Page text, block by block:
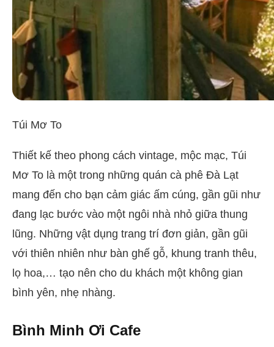
Túi Mơ To
Thiết kế theo phong cách vintage, mộc mạc, Túi
Mơ To là một trong những quán cà phê Đà Lạt
mang đến cho bạn cảm giác ấm cúng, gần gũi như
đang lạc bước vào một ngôi nhà nhỏ giữa thung
lũng. Những vật dụng trang trí đơn giản, gần gũi
với thiên nhiên như bàn ghế gỗ, khung tranh thêu,
lọ hoa,… tạo nên cho du khách một không gian
bình yên, nhẹ nhàng.
Bình Minh Ơi Cafe